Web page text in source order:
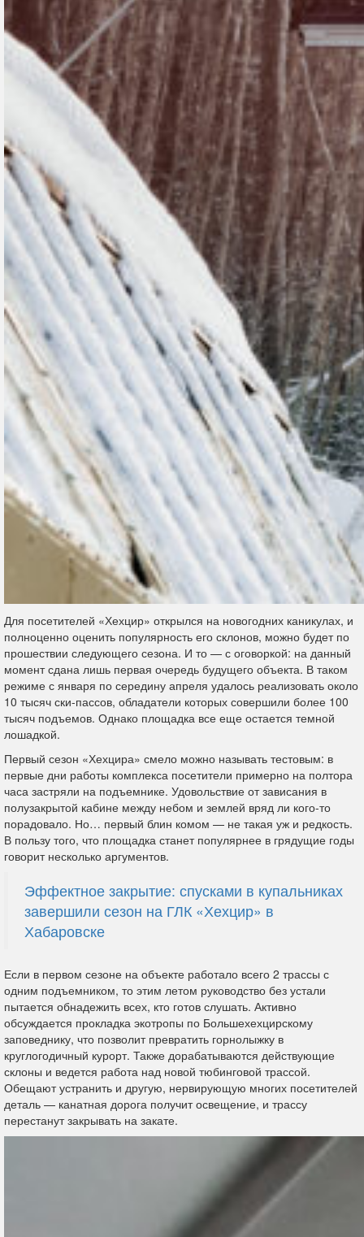
Для посетителей «Хехцир» открылся на новогодних каникулах, и
полноценно оценить популярность его склонов, можно будет по
прошествии следующего сезона. И то — с оговоркой: на данный
момент сдана лишь первая очередь будущего объекта. В таком
режиме с января по середину апреля удалось реализовать около
10 тысяч ски-пассов, обладатели которых совершили более 100
тысяч подъемов. Однако площадка все еще остается темной
лошадкой.
Первый сезон «Хехцира» смело можно называть тестовым: в
первые дни работы комплекса посетители примерно на полтора
часа застряли на подъемнике. Удовольствие от зависания в
полузакрытой кабине между небом и землей вряд ли кого-то
порадовало. Но… первый блин комом — не такая уж и редкость.
В пользу того, что площадка станет популярнее в грядущие годы
говорит несколько аргументов.
Эффектное закрытие: спусками в купальниках
завершили сезон на ГЛК «Хехцир» в
Хабаровске
Если в первом сезоне на объекте работало всего 2 трассы с
одним подъемником, то этим летом руководство без устали
пытается обнадежить всех, кто готов слушать. Активно
обсуждается прокладка экотропы по Большехехцирскому
заповеднику, что позволит превратить горнолыжку в
круглогодичный курорт. Также дорабатываются действующие
склоны и ведется работа над новой тюбинговой трассой.
Обещают устранить и другую, нервирующую многих посетителей
деталь — канатная дорога получит освещение, и трассу
перестанут закрывать на закате.